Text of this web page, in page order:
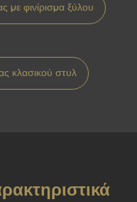
με φινίρισμα ξύλου
κλασικού στυλ